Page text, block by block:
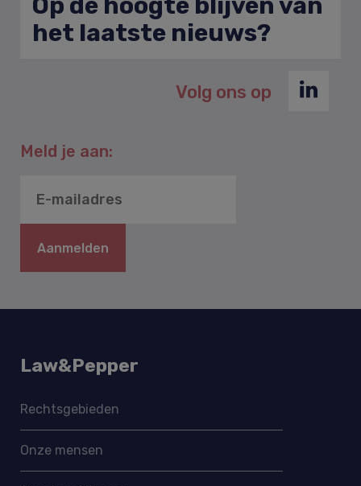
het laatste nieuws?
Volg ons op
Meld je aan:
Aanmelden
Law&Pepper
Rechtsgebieden
Onze mensen